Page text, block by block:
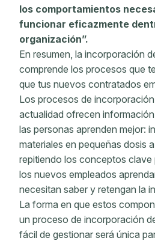
los comportamientos
funcionar eficazmente
organización”.
En resumen, la incorporación
comprende los procesos que
que tus nuevos contratados
Los procesos de
actualidad ofrecen
las personas aprenden mejor:
materiales en pequeñas dosis
repitiendo los conceptos clave
los nuevos empleados
necesitan saber y retengan la
La forma en que estos
un proceso de incorporación
fácil de gestionar será única